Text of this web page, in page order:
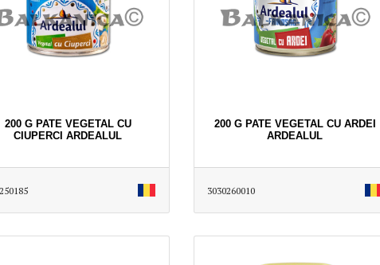
200 G PATE VEGETAL CU
CIUPERCI ARDEALUL
200 G PATE VEGETAL CU ARDEI
ARDEALUL
3030260010